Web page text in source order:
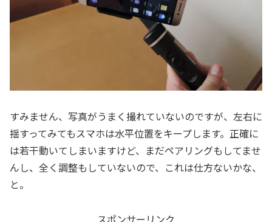
すみません、写真がうまく撮れていないのですが、左右に
揺すってみてもスマホは水平位置をキープします。正確に
は若干動いてしまいますけど、まだペアリングもしてませ
んし、全く調整もしていないので、これは仕方ないかな、
と。
スポンサーリンク